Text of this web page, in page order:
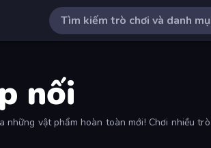
nối
vật phẩm hoàn toàn mới! Chơi nhiều